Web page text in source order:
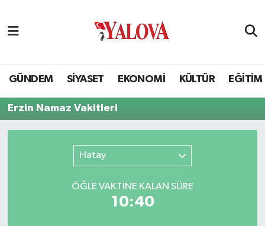
GÜNDEM SİYASET EKONOMİ KÜLTÜR EĞİTİM
Erzin Namaz Vakitleri
Hatay
ÖĞLE VAKTİNE KALAN SÜRE
10:39
SİYASET
EKONOMİ
BİLİM VE TEKNOLOJİ
Yalova Nöbetçi Eczaneler
Yalova Hava Durumu
Yalova Namaz Vakitleri
Puan Durumu ve Fikstür